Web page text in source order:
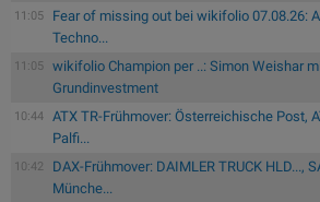
11:05
Fear of missing out bei wikifolio 07.08.26:
Techno...
11:05
wikifolio Champion per ..: Simon Weishar
Grundinvestment
10:44
ATX TR-Frühmover: Österreichische Post,
Palfi...
10:42
DAX-Frühmover: DAIMLER TRUCK HLD...,
Münche...